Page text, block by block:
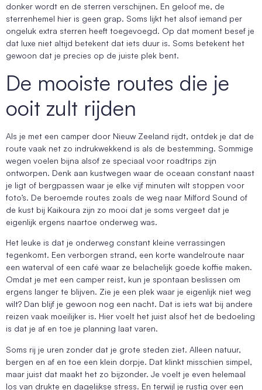
donker wordt en de sterren verschijnen. En geloof me, de
sterrenhemel hier is geen grap. Soms lijkt het alsof iemand per
ongeluk extra sterren heeft toegevoegd. Op dat moment besef je
dat luxe niet altijd betekent dat iets duur is. Soms betekent het
gewoon dat je precies op de juiste plek bent.
De mooiste routes die je
ooit zult rijden
Als je met een camper door Nieuw Zeeland rijdt, ontdek je dat de
route vaak net zo indrukwekkend is als de bestemming. Sommige
wegen voelen bijna alsof ze speciaal voor roadtrips zijn
ontworpen. Denk aan kustwegen waar de oceaan constant naast
je ligt of bergpassen waar je elke vijf minuten wilt stoppen voor
foto’s. De beroemde routes zoals de weg naar Milford Sound of
de kust bij Kaikoura zijn zo mooi dat je soms vergeet dat je
eigenlijk ergens naartoe onderweg was.
Het leuke is dat je onderweg constant kleine verrassingen
tegenkomt. Een verborgen strand, een korte wandelroute naar
een waterval of een café waar ze belachelijk goede koffie maken.
Omdat je met een camper reist, kun je spontaan beslissen om
ergens langer te blijven. Zie je een plek waar je eigenlijk niet weg
wilt? Dan blijf je gewoon nog een nacht. Dat is iets wat bij andere
reizen vaak moeilijker is. Hier voelt het juist alsof het de bedoeling
is dat je af en toe je planning laat varen.
Soms rij je uren zonder dat je grote steden ziet. Alleen natuur,
bergen en af en toe een klein dorpje. Dat klinkt misschien simpel,
maar juist dat maakt het zo bijzonder. Je voelt je even helemaal
los van drukte en dagelijkse stress. En terwijl je rustig over een